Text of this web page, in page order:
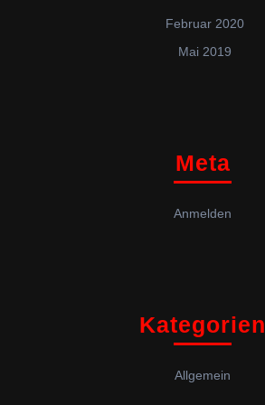
Februar 2020
Mai 2019
Meta
Anmelden
Kategorien
Allgemein